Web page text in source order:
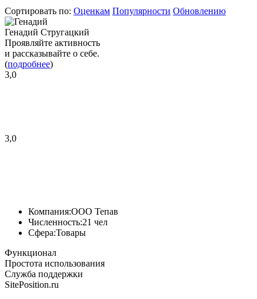
Сортировать по: Оценкам Популярности Обновлению
Генадий Стругацкий
Проявляйте активность
и рассказывайте о себе.
(подробнее)
3,0
3,0
Компания:OOO Тепав
Численность:21 чел
Сфера:Товары
Функционал
Простота использования
Служба поддержки
SitePosition.ru